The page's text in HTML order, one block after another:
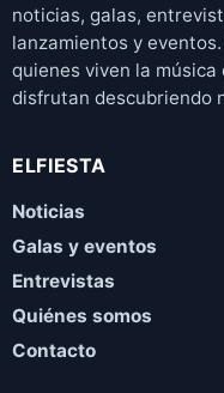
noticias, galas,
lanzamientos y
quienes viven la
disfrutan descubriendo
ELFIESTA
Noticias
Galas y eventos
Entrevistas
Quiénes somos
Contacto